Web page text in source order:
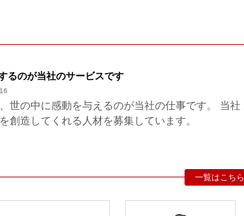
るのが当社のサービスです
世の中に感動を与えるのが当社の仕事です。 当社
創造してくれる人材を募集しています。
一覧はこちら